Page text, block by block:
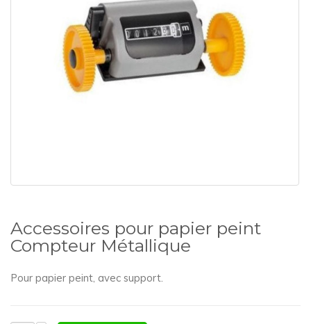
Accessoires pour papier peint
Compteur Métallique
Pour papier peint, avec support.